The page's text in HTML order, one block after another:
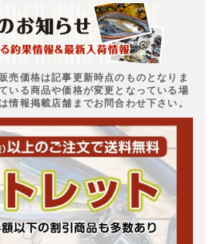
売価格は記事更新時点のものとなりま
いる商品や価格が変更となっている場
情報掲載店舗までお問合わせ下さい。